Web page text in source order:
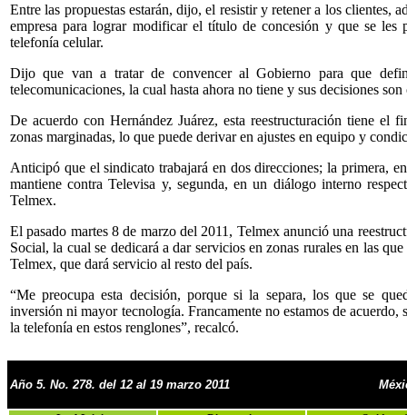
Entre las propuestas estarán, dijo, el resistir y retener a los clientes,
empresa para lograr modificar el título de concesión y que se
telefonía celular.
Dijo que van a tratar de convencer al Gobierno para que
telecomunicaciones, la cual hasta ahora no tiene y sus decisiones
De acuerdo con Hernández Juárez, esta reestructuración tiene el
zonas marginadas, lo que puede derivar en ajustes en equipo y
Anticipó que el sindicato trabajará en dos direcciones; la primera,
mantiene contra Televisa y, segunda, en un diálogo interno
Telmex.
El pasado martes 8 de marzo del 2011, Telmex anunció una
Social, la cual se dedicará a dar servicios en zonas rurales en las
Telmex, que dará servicio al resto del país.
“Me preocupa esta decisión, porque si la separa, los que se
inversión ni mayor tecnología. Francamente no estamos de acuerdo,
la telefonía en estos renglones”, recalcó.
Año 5. No. 278. del 12 al 19 marzo 2011